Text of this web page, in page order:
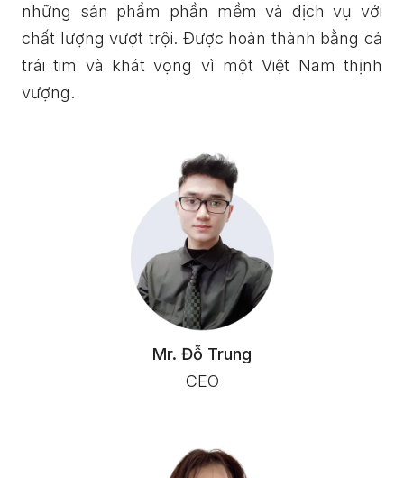
những sản phẩm phần mềm và dịch vụ với
chất lượng vượt trội. Được hoàn thành bằng cả
trái tim và khát vọng vì một Việt Nam thịnh
vượng.
Mr. Đỗ Trung
CEO